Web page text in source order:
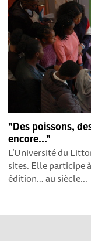
"Des poissons,
encore..."
L’Université du
sites. Elle participe
édition… au siècle...